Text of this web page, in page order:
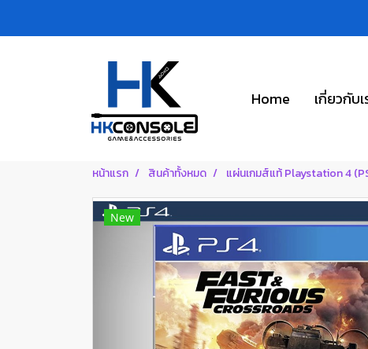
Home เกี่ยวกับเ
หน้าแรก สินค้าทั้งหมด แผ่นเกมส์แท้ Playstation 4
New